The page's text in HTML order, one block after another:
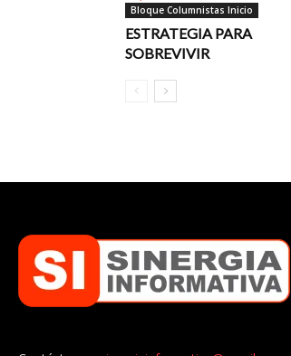
Bloque Columnistas Inicio
ESTRATEGIA PARA
SOBREVIVIR